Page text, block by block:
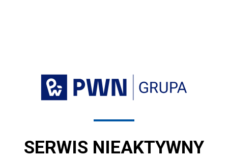
SERWIS NIEAKTYWNY